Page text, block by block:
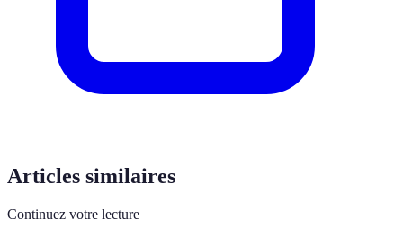
Articles similaires
Continuez votre lecture